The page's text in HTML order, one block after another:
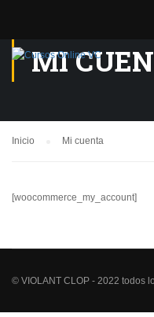
MI
Inicio Mi cuenta
[woocommerce_my_account]
© VIOLANT CLOP - 2022 todos